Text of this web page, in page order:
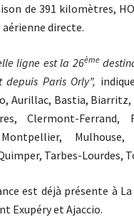
de 391 kilomètres,
directe.
ligne est la 26ème
Paris Orly”,
Aurillac, Bastia,
Clermont-Ferrand,
Tarbes-Lourdes,
est déjà présente à
Exupéry et Ajaccio.